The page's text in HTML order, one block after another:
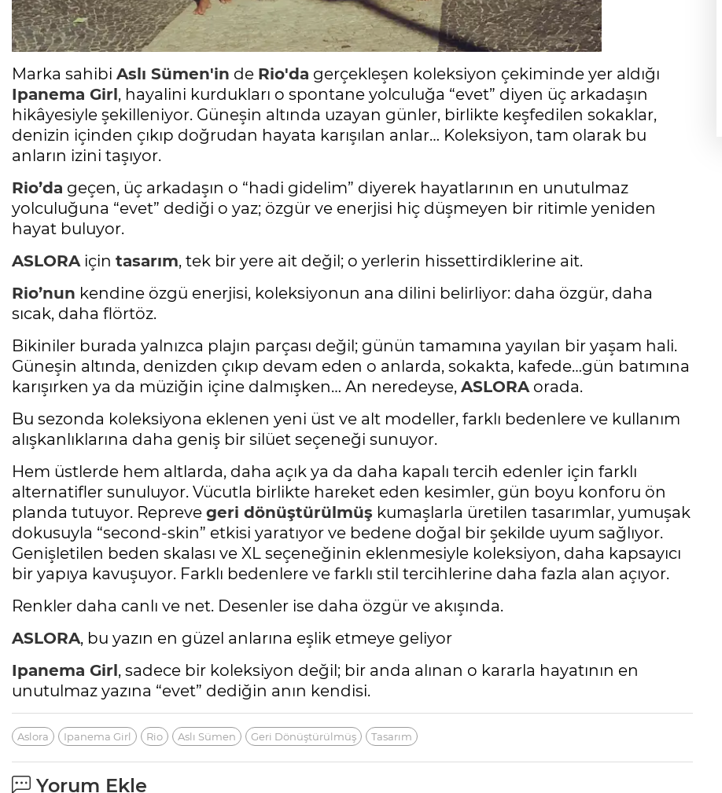
Marka sahibi Aslı Sümen'in de Rio'da gerçekleşen koleksiyon çekiminde yer aldığı
Ipanema Girl , hayalini kurdukları o spontane yolculuğa “evet” diyen üç arkadaşın
hikâyesiyle şekilleniyor. Güneşin altında uzayan günler, birlikte keşfedilen sokaklar,
denizin içinden çıkıp doğrudan hayata karışılan anlar… Koleksiyon, tam olarak bu
anların izini taşıyor.
Rio’da geçen, üç arkadaşın o “hadi gidelim” diyerek hayatlarının en unutulmaz
yolculuğuna “evet” dediği o yaz; özgür ve enerjisi hiç düşmeyen bir ritimle yeniden
hayat buluyor.
ASLORAiçin tasarım, tek bir yere ait değil; o yerlerin hissettirdiklerine ait.
Rio’nun kendine özgü enerjisi, koleksiyonun ana dilini belirliyor: daha özgür, daha
sıcak, daha flörtöz.
Bikiniler burada yalnızca plajın parçası değil; günün tamamına yayılan bir yaşam hali.
Güneşin altında, denizden çıkıp devam eden o anlarda, sokakta, kafede…gün batımına
karışırken ya da müziğin içine dalmışken… An neredeyse, ASLORAorada.
Bu sezonda koleksiyona eklenen yeni üst ve alt modeller, farklı bedenlere ve kullanım
alışkanlıklarına daha geniş bir silüet seçeneği sunuyor.
Hem üstlerde hem altlarda, daha açık ya da daha kapalı tercih edenler için farklı
alternatifler sunuluyor. Vücutla birlikte hareket eden kesimler, gün boyu konforu ön
planda tutuyor. Repreve geri dönüştürülmüş kumaşlarla üretilen tasarımlar, yumuşak
dokusuyla “second-skin” etkisi yaratıyor ve bedene doğal bir şekilde uyum sağlıyor.
Genişletilen beden skalası ve XL seçeneğinin eklenmesiyle koleksiyon, daha kapsayıcı
bir yapıya kavuşuyor. Farklı bedenlere ve farklı stil tercihlerine daha fazla alan açıyor.
Renkler daha canlı ve net. Desenler ise daha özgür ve akışında.
ASLORA, bu yazın en güzel anlarına eşlik etmeye geliyor
Ipanema Girl , sadece bir koleksiyon değil; bir anda alınan o kararla hayatının en
unutulmaz yazına “evet” dediğin anın kendisi.
Aslora Ipanema Girl Rio Aslı Sümen Geri Dönüştürülmüş Tasarım
Yorum Ekle